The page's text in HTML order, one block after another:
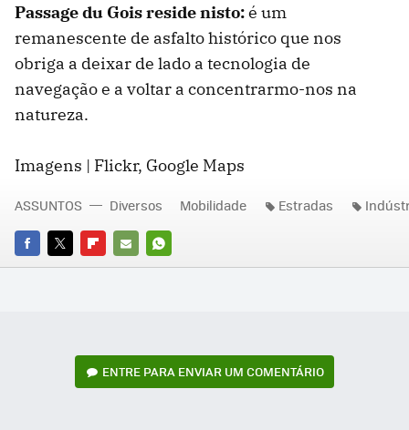
Passage du Gois reside nisto:é um
remanescente de asfalto histórico que nos
obriga a deixar de lado a tecnologia de
navegação e a voltar a concentrarmo-nos na
natureza.
Imagens | Flickr, Google Maps
FACEBOOK
TWITTERFLIPBOARD
E-
WHATSAPP
ASSUNTOS Diversos Mobilidade Estradas
ENTRE PARA ENVIAR UM COMENTÁRIO